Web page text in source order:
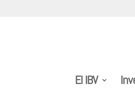
El IBV